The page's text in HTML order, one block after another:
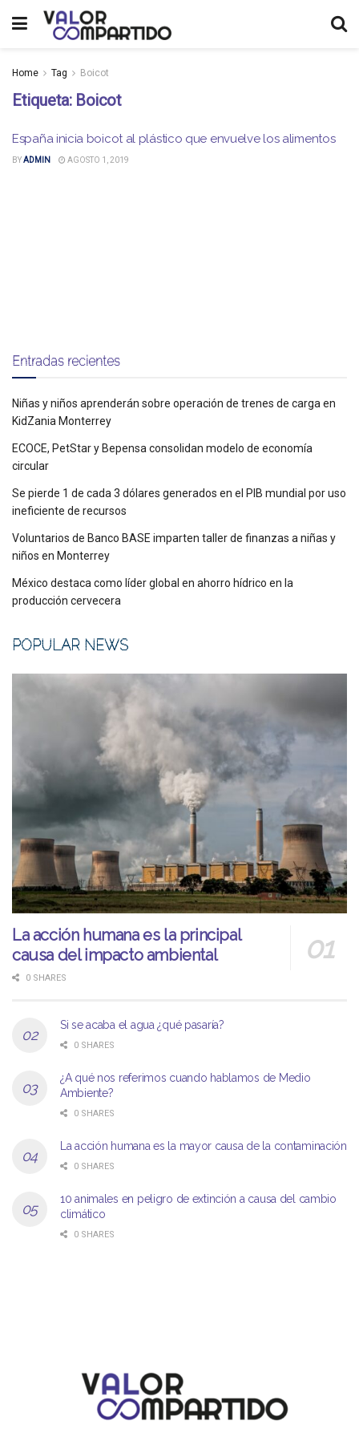
Home Tag Boicot
Etiqueta: Boicot
España inicia boicot al plástico que envuelve los alimentos
BYADMIN AGOSTO 1, 2019
Entradas recientes
Niñas y niños aprenderán sobre operación de trenes de carga en
KidZania Monterrey
ECOCE, PetStar y Bepensa consolidan modelo de economía
circular
Se pierde 1 de cada 3 dólares generados en el PIB mundial por uso
ineficiente de recursos
Voluntarios de Banco BASE imparten taller de finanzas a niñas y
niños en Monterrey
México destaca como líder global en ahorro hídrico en la
producción cervecera
POPULAR NEWS
La acción humana es la principal
causa del impacto ambiental
0 SHARES
Si se acaba el agua ¿qué pasaría?
0 SHARES
¿A qué nos referimos cuando hablamos de Medio
Ambiente?
0 SHARES
La acción humana es la mayor causa de la contaminación
0 SHARES
10 animales en peligro de extinción a causa del cambio
climático
0 SHARES